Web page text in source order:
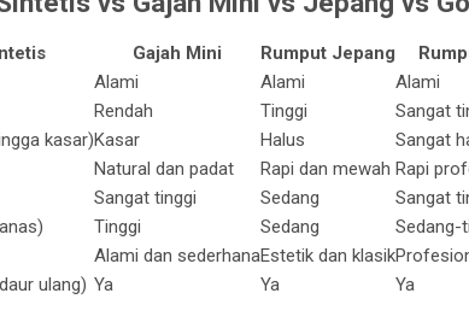
Gajah Mini Rumput Jepang
Alami Alami
Alami
Rendah Tinggi
Sangat
kasar)Kasar Halus
Sangat
Natural dan padat Rapi dan mewah Rapi
Sangat tinggi Sedang
Sangat
Tinggi Sedang
Sedang-
Alami dan sederhanaEstetik dan klasik
ulang) Ya Ya Ya